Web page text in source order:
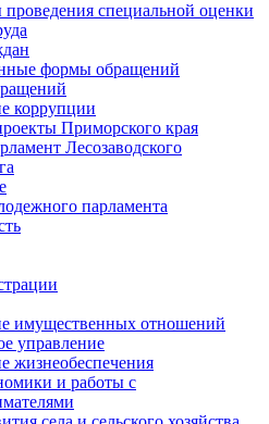
проведения специальной оценки
формы обращений
коррупции
Приморского края
Лесозаводского
парламента
имущественных отношений
управление
жизнеобеспечения
и работы с